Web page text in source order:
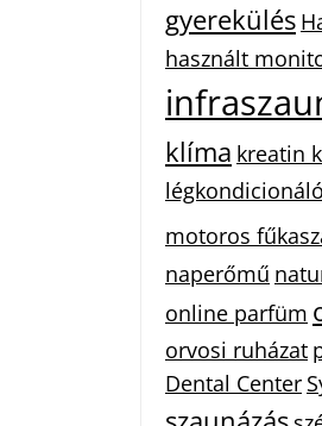
gyerekülés
használt
klíma kreatin
légkondicionáló
motoros
naperőmű
online parfüm
orvosi ruházat
Dental Center